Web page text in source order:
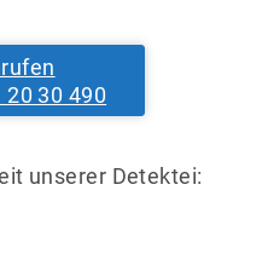
30 490
unserer Detektei: